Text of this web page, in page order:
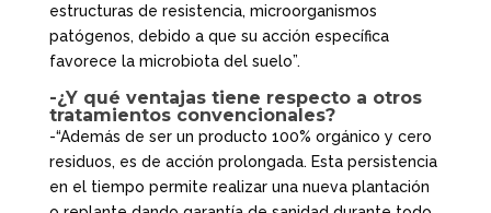
estructuras de resistencia, microorganismos
patógenos, debido a que su acción específica
favorece la microbiota del suelo”.
-¿Y qué ventajas tiene respecto a otros
tratamientos convencionales?
-“Además de ser un producto 100% orgánico y cero
residuos, es de acción prolongada. Esta persistencia
en el tiempo permite realizar una nueva plantación